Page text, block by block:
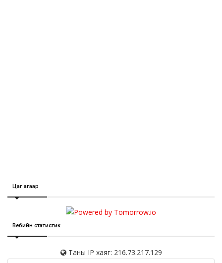
Цаг агаар
Вебийн статистик
Таны IP хаяг: 216.73.217.129